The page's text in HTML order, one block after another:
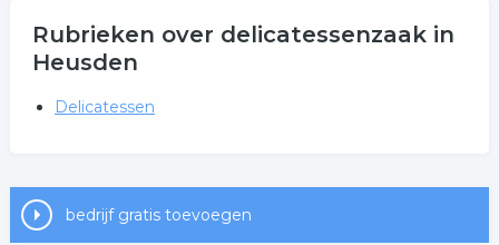
Rubrieken over delicatessenzaak in
Heusden
Delicatessen
bedrijf gratis toevoegen